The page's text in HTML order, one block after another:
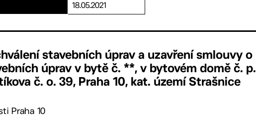
18.05.2021
stavebních úprav a uzavření smlouvy o
úprav v bytě č. **, v bytovém domě č. p.
č. o. 39, Praha 10, kat. území Strašnice
Praha 10